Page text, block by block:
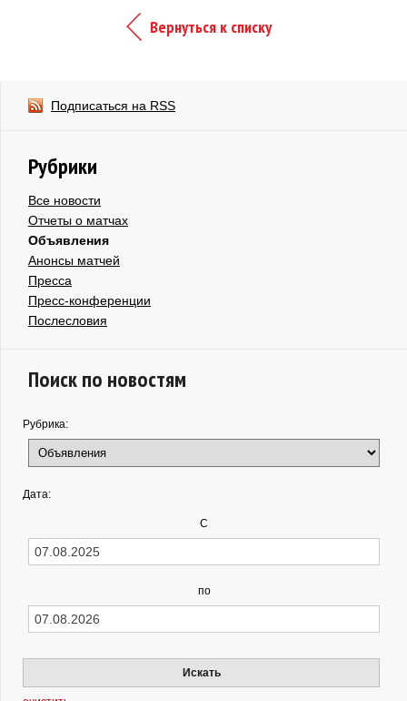
Вернуться к списку
Подписаться на RSS
Рубрики
Все новости
Отчеты о матчах
Объявления
Анонсы матчей
Пресса
Пресс-конференции
Послесловия
Поиск по новостям
Рубрика:
Дата:
С
по
Искать